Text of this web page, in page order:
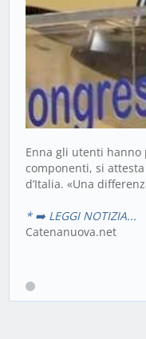
Enna gli utenti
componenti, si
d’Italia. «Una
* ➡️ LEGGI NOTIZIA...
Catenanuova.net